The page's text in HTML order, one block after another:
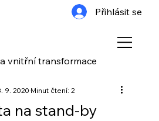
vnitřní transformace
Přihlásit se
na stand-by
9. 2020Minut čtení: 2